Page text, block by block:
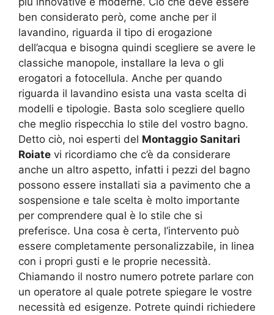
ben considerato però, come anche per il
lavandino, riguarda il tipo di erogazione
dell’acqua e bisogna quindi scegliere se avere le
classiche manopole, installare la leva o gli
erogatori a fotocellula. Anche per quando
riguarda il lavandino esista una vasta scelta di
modelli e tipologie. Basta solo scegliere quello
che meglio rispecchia lo stile del vostro bagno.
Detto ciò, noi esperti del Montaggio Sanitari
Roiate vi ricordiamo che c’è da considerare
anche un altro aspetto, infatti i pezzi del bagno
possono essere installati sia a pavimento che a
sospensione e tale scelta è molto importante
per comprendere qual è lo stile che si
preferisce. Una cosa è certa, l’intervento può
essere completamente personalizzabile, in linea
con i propri gusti e le proprie necessità.
Chiamando il nostro numero potrete parlare con
un operatore al quale potrete spiegare le vostre
necessità ed esigenze. Potrete quindi richiedere